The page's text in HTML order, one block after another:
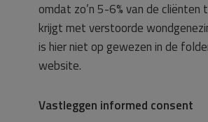
omdat zo’n 5-6% van de cliënten
krijgt met verstoorde
is hier niet op gewezen in de
website.
Vastleggen informed consent